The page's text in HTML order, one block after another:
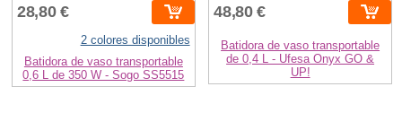
28,80 €
2 colores disponibles
Batidora de vaso transportable
0,6 L de 350 W - Sogo SS5515
48,80 €
Batidora de vaso transportable
de 0,4 L - Ufesa Onyx GO &
UP!